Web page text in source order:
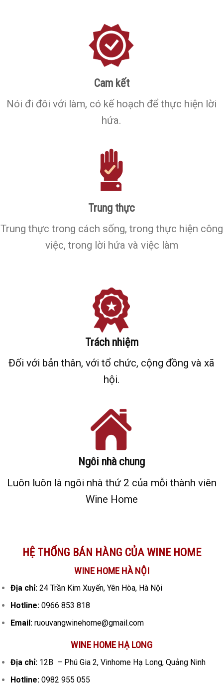
Cam kết
Nói đi đôi với làm, có kế hoạch để thực hiện lời
hứa.
Trung thực
Trung thực trong cách sống, trong thực hiện công
việc, trong lời hứa và việc làm
Trách nhiệm
Đối với bản thân, với tổ chức, cộng đồng và xã
hội.
Ngôi nhà chung
Luôn luôn là ngôi nhà thứ 2 của mỗi thành viên
Wine Home
HỆ THỐNG BÁN HÀNG CỦA WINE HOME
WINE HOME HÀ NỘI
Địa chỉ:24 Trần Kim Xuyến, Yên Hòa, Hà Nội
Hotline:0966 853 818
Email:ruouvangwinehome@gmail.com
WINE HOME HẠ LONG
Địa chỉ:12B – Phú Gia 2, Vinhome Hạ Long, Quảng Ninh
Hotline:0982 955 055